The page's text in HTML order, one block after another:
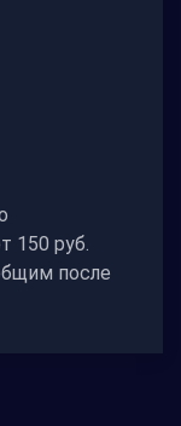
150 руб.
после